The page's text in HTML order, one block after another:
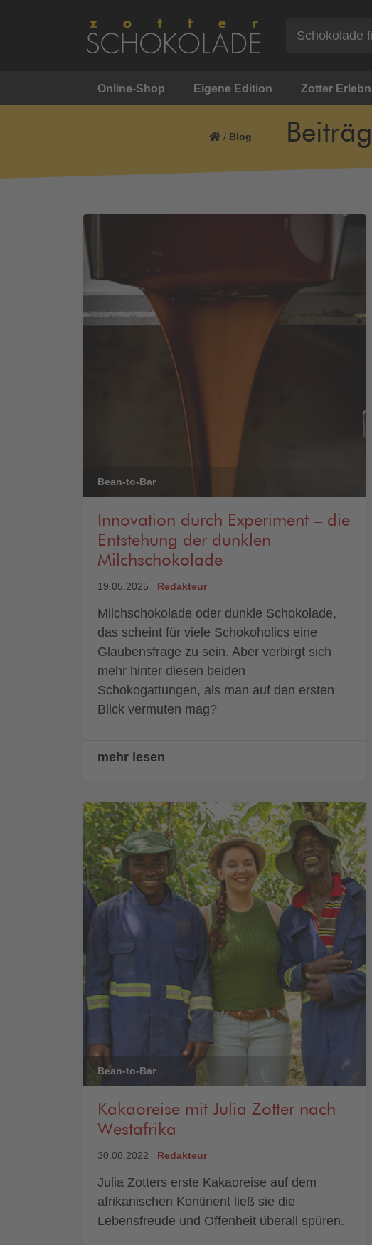
Online-Shop Eigene Edition Zotter
/ Blog
Bean-to-Bar
Innovation durch Experiment – die
Entstehung der dunklen
Milchschokolade
19.05.2025 Redakteur
Milchschokolade oder dunkle Schokolade,
das scheint für viele Schokoholics eine
Glaubensfrage zu sein. Aber verbirgt sich
mehr hinter diesen beiden
Schokogattungen, als man auf den ersten
Blick vermuten mag?
mehr lesen
Bean-to-Bar
Kakaoreise mit Julia Zotter nach
Westafrika
30.08.2022 Redakteur
Julia Zotters erste Kakaoreise auf dem
afrikanischen Kontinent ließ sie die
Lebensfreude und Offenheit überall spüren.